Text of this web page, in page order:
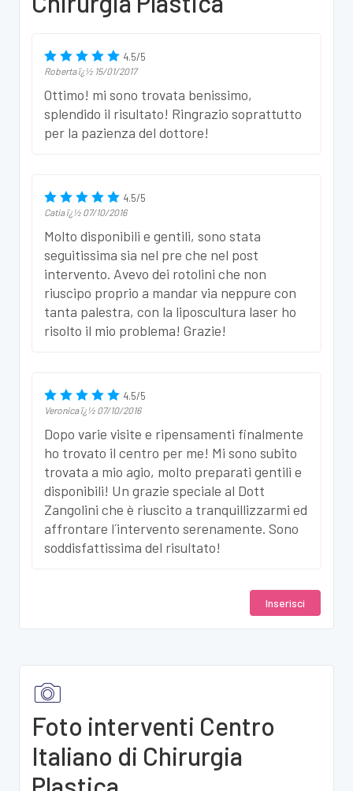
4.5/5
Robertaï¿½ 15/01/2017
Ottimo! mi sono trovata benissimo,
splendido il risultato! Ringrazio soprattutto
per la pazienza del dottore!
4.5/5
Catiaï¿½ 07/10/2016
Molto disponibili e gentili, sono stata
seguitissima sia nel pre che nel post
intervento. Avevo dei rotolini che non
riuscipo proprio a mandar via neppure con
tanta palestra, con la liposcultura laser ho
risolto il mio problema! Grazie!
4.5/5
Veronicaï¿½ 07/10/2016
Dopo varie visite e ripensamenti finalmente
ho trovato il centro per me! Mi sono subito
trovata a mio agio, molto preparati gentili e
disponibili! Un grazie speciale al Dott
Zangolini che è riuscito a tranquillizzarmi ed
affrontare l´intervento serenamente. Sono
soddisfattissima del risultato!
Inserisci
Foto interventi Centro
Italiano di Chirurgia